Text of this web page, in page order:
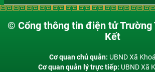
© Cổng thông tin điện tử Trường
Kết
Cơ quan chủ quản: UBND Xã
Cơ quan quản lý trực tiếp: UBND Xã